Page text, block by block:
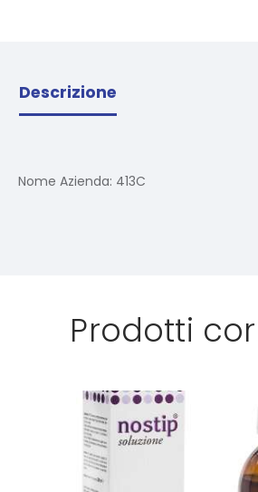
Descrizione
Nome Azienda: 413C
Prodotti